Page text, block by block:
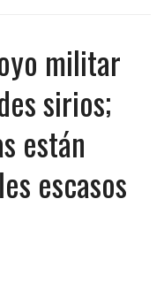
militar
sirios;
están
escasos